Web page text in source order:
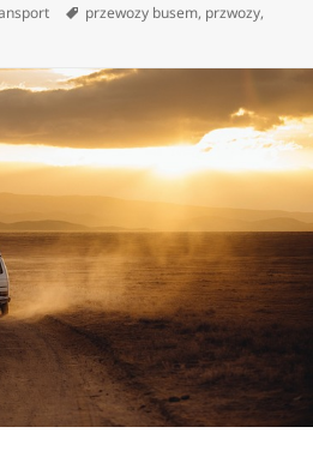
Tagi
przewozy busem, przwozy,